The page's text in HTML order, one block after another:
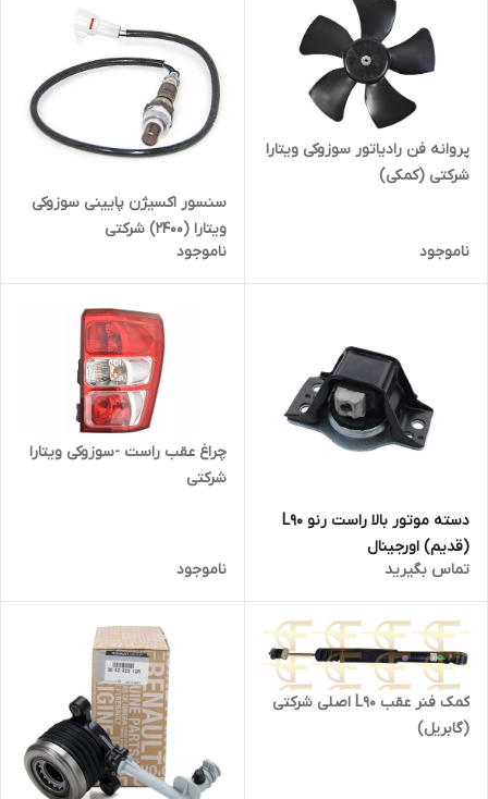
پروانه فن رادیاتور سوزوکی ویتارا
شرکتی (کمکی)
ناموجود
سنسور اکسیژن پایینی سوزوکی
ویتارا (2400) شرکتی
ناموجود
دسته موتور بالا راست رنو L90
(قدیم) اورجینال
تماس بگیرید
چراغ عقب راست -سوزوکی ویتارا
شرکتی
ناموجود
کمک فنر عقب L90 اصلی شرکتی
(گابریل)